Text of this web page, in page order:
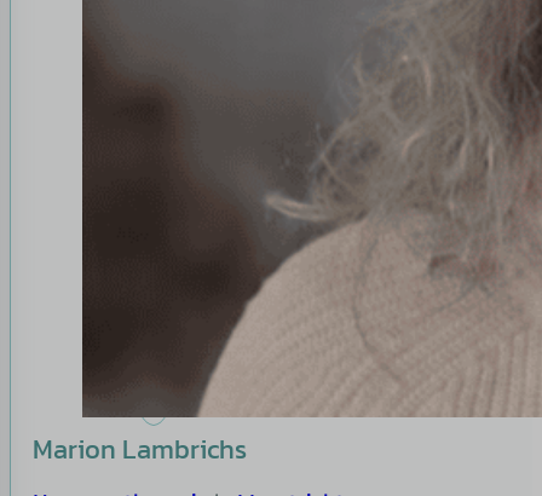
Marion Lambrichs